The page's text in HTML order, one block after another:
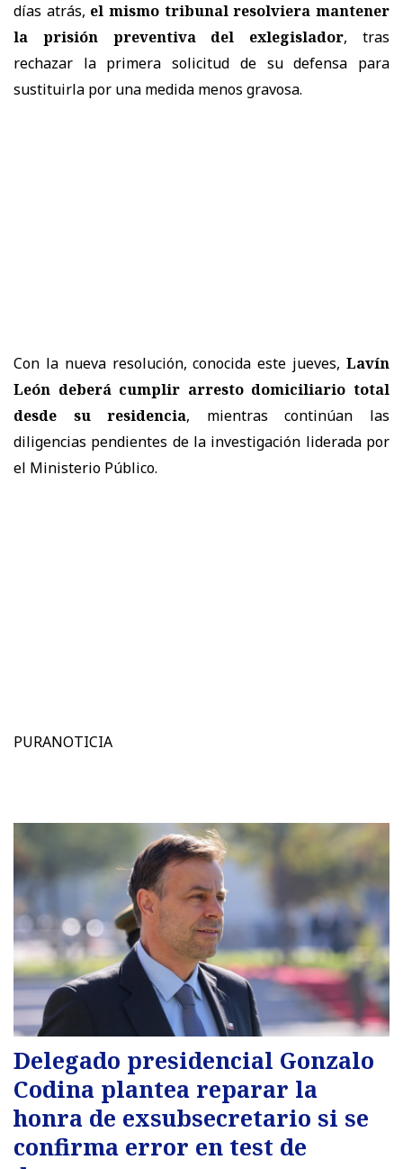
días atrás, el mismo tribunal resolviera mantener
la prisión preventiva del exlegislador, tras
rechazar la primera solicitud de su defensa para
sustituirla por una medida menos gravosa.
Con la nueva resolución, conocida este jueves, Lavín
León deberá cumplir arresto domiciliario total
desde su residencia, mientras continúan las
diligencias pendientes de la investigación liderada por
el Ministerio Público.
PURANOTICIA
Delegado presidencial Gonzalo
Codina plantea reparar la
honra de exsubsecretario si se
confirma error en test de